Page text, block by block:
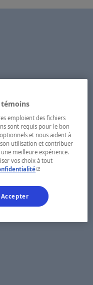
témoins
emploient des fichiers
sont requis pour le bon
et nous aident à
utilisation et contribuer
meilleure expérience.
vos choix à tout
- Cet hyperlien
Accepter